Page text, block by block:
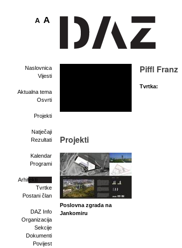
A A
Naslovnica
Vijesti
Aktualna tema
Osvrti
Projekti
Natječaji
Rezultati
Kalendar
Programi
Arhitekti
Tvrtke
Postani član
DAZ Info
Organizacija
Sekcije
Dokumenti
Povijest
Piffl Franz
Tvrtka:
Projekti
Poslovna zgrada na
Jankomiru